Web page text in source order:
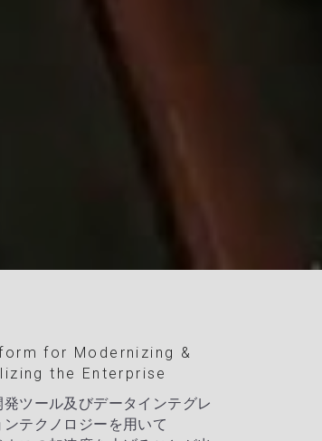
for Modernizing &
the Enterprise
ツール及びデータインテグレ
ンテクノロジーを用いて